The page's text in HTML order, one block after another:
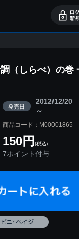
調（しらべ）の巻
発売日
2012/12/20
～
商品コード：M00001865
150円 (税込)
7ポイント付与